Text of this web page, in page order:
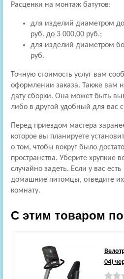
Расценки на монтаж батутов:
для изделий диаметром
руб. до 3 000,00 руб.;
для изделий диаметром
руб.
Точную стоимость услуг вам
оформлении заказа. Также вам
дату сборки. Она может быть
либо в другой удобный для вас
Перед приездом мастера
которое вы планируете
о том, чтобы вокруг было
пространства. Уберите хрупкие
случайно задеть. Если у вас
домашние питомцы, отведите
комнату.
С этим товаром
04)